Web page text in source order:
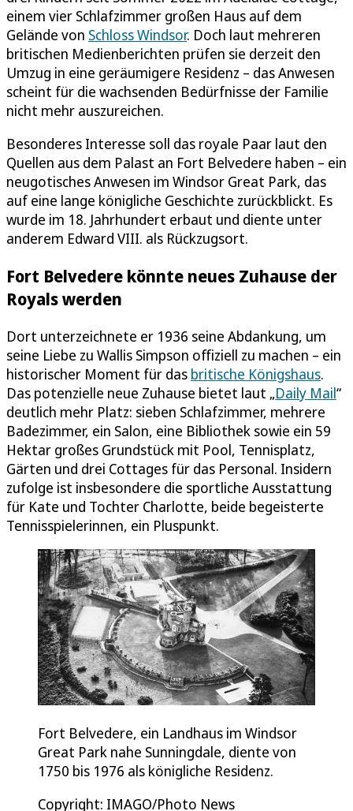
einem vier Schlafzimmer großen Haus auf dem
Gelände von Schloss Windsor. Doch laut mehreren
britischen Medienberichten prüfen sie derzeit den
Umzug in eine geräumigere Residenz – das Anwesen
scheint für die wachsenden Bedürfnisse der Familie
nicht mehr auszureichen.
Besonderes Interesse soll das royale Paar laut den
Quellen aus dem Palast an Fort Belvedere haben – ein
neugotisches Anwesen im Windsor Great Park, das
auf eine lange königliche Geschichte zurückblickt. Es
wurde im 18. Jahrhundert erbaut und diente unter
anderem Edward VIII. als Rückzugsort.
Fort Belvedere könnte neues Zuhause der
Royals werden
Dort unterzeichnete er 1936 seine Abdankung, um
seine Liebe zu Wallis Simpson offiziell zu machen – ein
historischer Moment für das britische Königshaus.
Das potenzielle neue Zuhause bietet laut „Daily Mail“
deutlich mehr Platz: sieben Schlafzimmer, mehrere
Badezimmer, ein Salon, eine Bibliothek sowie ein 59
Hektar großes Grundstück mit Pool, Tennisplatz,
Gärten und drei Cottages für das Personal. Insidern
zufolge ist insbesondere die sportliche Ausstattung
für Kate und Tochter Charlotte, beide begeisterte
Tennisspielerinnen, ein Pluspunkt.
Fort Belvedere, ein Landhaus im Windsor
Great Park nahe Sunningdale, diente von
1750 bis 1976 als königliche Residenz.
Copyright: IMAGO/Photo News